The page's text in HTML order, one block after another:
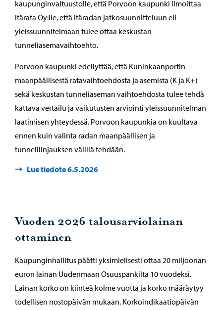
kaupunginvaltuustolle, että Porvoon kaupunki ilmoittaa
Itärata Oy:lle, että Itäradan jatkosuunnitteluun eli
yleissuunnitelmaan tulee ottaa keskustan
tunneliasemavaihtoehto.
Porvoon kaupunki edellyttää, että Kuninkaanportin
maanpäällisestä ratavaihtoehdosta ja asemista (K ja K+)
sekä keskustan tunneliaseman vaihtoehdosta tulee tehdä
kattava vertailu ja vaikutusten arviointi yleissuunnitelman
laatimisen yhteydessä. Porvoon kaupunkia on kuultava
ennen kuin valinta radan maanpäällisen ja
tunnelilinjauksen välillä tehdään.
Lue tiedote 6.5.2026
Vuoden 2026 talousarviolainan
ottaminen
Kaupunginhallitus päätti yksimielisesti ottaa 20 miljoonan
euron lainan Uudenmaan Osuuspankilta 10 vuodeksi.
Lainan korko on kiinteä kolme vuotta ja korko määräytyy
todellisen nostopäivän mukaan. Korkoindikaatiopäivän